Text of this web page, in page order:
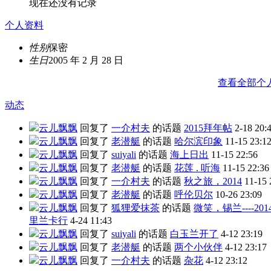
现在还没有记录
个人资料
性别保密
生日2005 年 2 月 28 日
查看全部个
动态
云儿飘飘 回复了 一介村夫 的话题 2015拜年帖 2-18
云儿飘飘 回复了 老潜艇 的话题 哈尔滨印象 11-15 23:12
云儿飘飘 回复了 suiyali 的话题 海上日出 11-15 22:56
云儿飘飘 回复了 老潜艇 的话题 花莲 . 听海 11-15 22:36
云儿飘飘 回复了 一介村夫 的话题 秋之旅，2014 11-15
云儿飘飘 回复了 老潜艇 的话题 呼伦贝尔 10-26 23:09
云儿飘飘 回复了 狐狸爱抹茶 的话题 微笑，锡兰----
里兰卡行 4-24 11:43
云儿飘飘 回复了 suiyali 的话题 白玉兰开了 4-12 23:19
云儿飘飘 回复了 老潜艇 的话题 两个小伙伴 4-12 23:17
云儿飘飘 回复了 一介村夫 的话题 杂花 4-12 23:12